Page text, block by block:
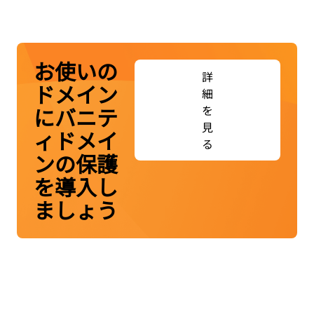
お使いの
ドメイン
にバニテ
ィドメイ
ンの保護
を導入し
ましょう
詳
細
を
見
る